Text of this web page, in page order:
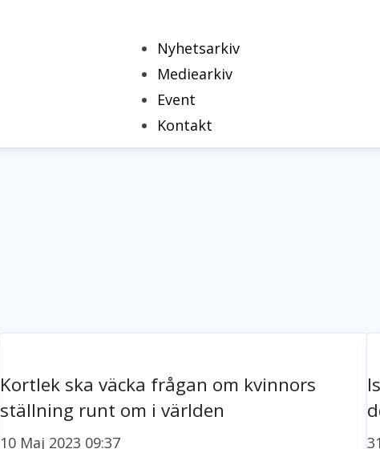
Nyhetsarkiv
Mediearkiv
Event
Kontakt
Kortlek ska väcka frågan om kvinnors
ställning runt om i världen
10 Maj 2023 09:37